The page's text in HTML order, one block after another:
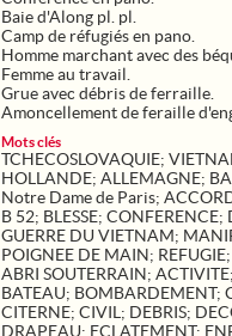
Baie d'Along pl. pl.
Camp de réfugiés en pano.
Homme marchant avec des
Femme au travail.
Grue avec débris de ferraille.
Amoncellement de feraille
Mots clés
TCHECOSLOVAQUIE;
HOLLANDE; ALLEMAGNE;
Notre Dame de Paris;
B 52; BLESSE; CONFERENCE;
GUERRE DU VIETNAM;
POIGNEE DE MAIN; REFUGIE;
ABRI SOUTERRAIN; ACTIVITE;
BATEAU; BOMBARDEMENT;
CITERNE; CIVIL ; DEBRIS;
DRAPEAU; ECLATEMENT;